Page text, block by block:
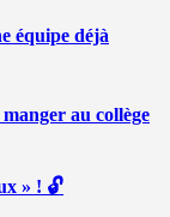
équipe déjà
au collège
» ! 🔓